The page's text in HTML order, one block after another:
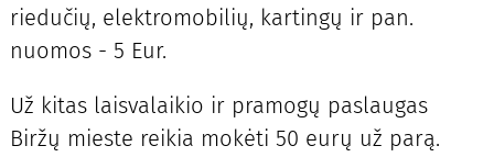
riedučių, elektromobilių, kartingų ir pan.
nuomos - 5 Eur.
Už kitas laisvalaikio ir pramogų paslaugas
Biržų mieste reikia mokėti 50 eurų už parą.